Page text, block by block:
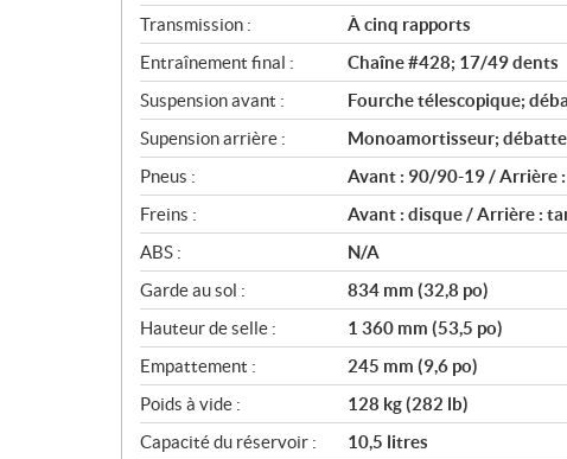
Transmission :
À cinq rapports
Entraînement final :
Chaîne #428; 17/49 dents
Suspension avant :
Fourche télescopique;
Supension arrière :
Monoamortisseur;
Pneus :
Avant : 90/90-19 / Arrière
Freins :
Avant : disque / Arrière :
ABS :
N/A
Garde au sol :
834 mm (32,8 po)
Hauteur de selle :
1 360 mm (53,5 po)
Empattement :
245 mm (9,6 po)
Poids à vide :
128 kg (282 lb)
Capacité du réservoir :
10,5 litres